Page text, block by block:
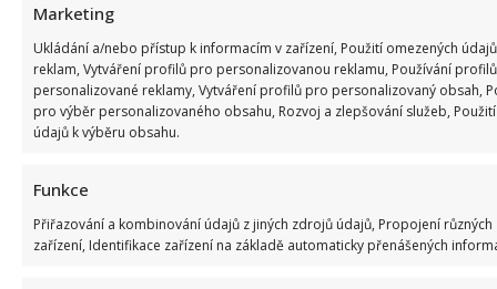
Marketing
Ukládání a/nebo přístup k informacím v zařízení, Použití omezených
reklam, Vytváření profilů pro personalizovanou reklamu, Používání
personalizované reklamy, Vytváření profilů pro personalizovaný obsah,
pro výběr personalizovaného obsahu, Rozvoj a zlepšování služeb,
údajů k výběru obsahu.
Funkce
Přiřazování a kombinování údajů z jiných zdrojů údajů, Propojení různých
zařízení, Identifikace zařízení na základě automaticky přenášených
Libor Stehno napsal:
21. 4. 2026 (13:27)